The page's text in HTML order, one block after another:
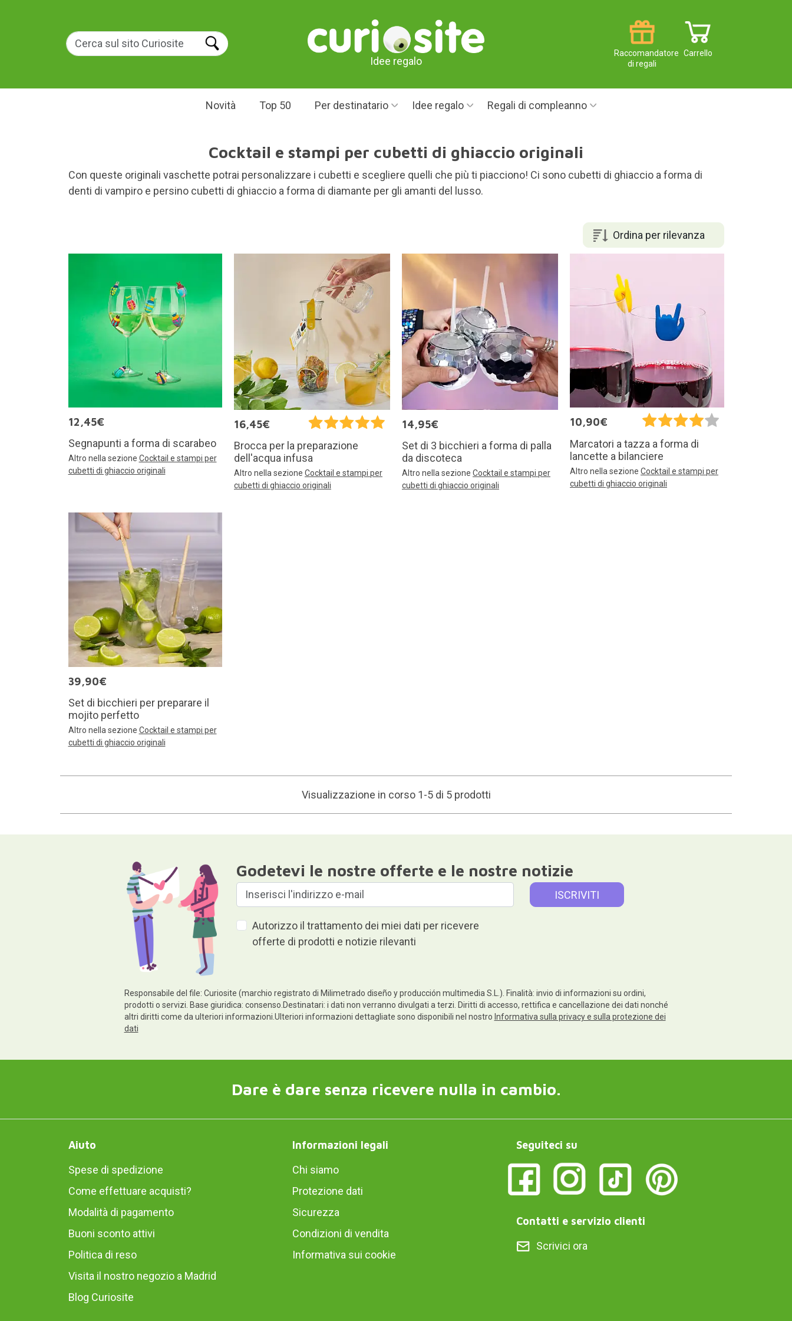
Idee regalo
Carrello
Raccomandatore
di regali
Novità Top 50 Per destinatario Idee regalo Regali di compleanno
Cocktail e stampi per cubetti di ghiaccio originali
Con queste originali vaschette potrai personalizzare i cubetti e scegliere quelli che più ti piacciono! Ci sono cubetti di ghiaccio a forma di
denti di vampiro e persino cubetti di ghiaccio a forma di diamante per gli amanti del lusso.
Ordina per rilevanza
12,45€
Segnapunti a forma di scarabeo
Altro nella sezione Cocktail e stampi per
cubetti di ghiaccio originali
16,45€
Brocca per la preparazione
dell'acqua infusa
Altro nella sezione Cocktail e stampi per
cubetti di ghiaccio originali
14,95€
Set di 3 bicchieri a forma di palla
da discoteca
Altro nella sezione Cocktail e stampi per
cubetti di ghiaccio originali
10,90€
Marcatori a tazza a forma di
lancette a bilanciere
Altro nella sezione Cocktail e stampi per
cubetti di ghiaccio originali
39,90€
Set di bicchieri per preparare il
mojito perfetto
Altro nella sezione Cocktail e stampi per
cubetti di ghiaccio originali
Visualizzazione in corso 1-5 di 5 prodotti
Godetevi le nostre offerte e le nostre notizie
Autorizzo il trattamento dei miei dati per ricevere
offerte di prodotti e notizie rilevanti
Responsabile del file: Curiosite (marchio registrato di Milimetrado diseño y producción multimedia S.L.). Finalità: invio di informazioni su ordini,
prodotti o servizi. Base giuridica: consenso.Destinatari: i dati non verranno divulgati a terzi. Diritti di accesso, rettifica e cancellazione dei dati nonché
altri diritti come da ulteriori informazioni.Ulteriori informazioni dettagliate sono disponibili nel nostro Informativa sulla privacy e sulla protezione dei
dati
Dare è dare senza ricevere nulla in cambio.
Aiuto
Spese di spedizione
Come effettuare acquisti?
Modalità di pagamento
Buoni sconto attivi
Politica di reso
Visita il nostro negozio a Madrid
Blog Curiosite
Informazioni legali
Chi siamo
Protezione dati
Sicurezza
Condizioni di vendita
Informativa sui cookie
Seguiteci su
Contatti e servizio clienti
Scrivici ora